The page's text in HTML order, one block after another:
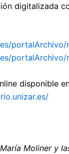
digitalizada
disponible
María Moliner y